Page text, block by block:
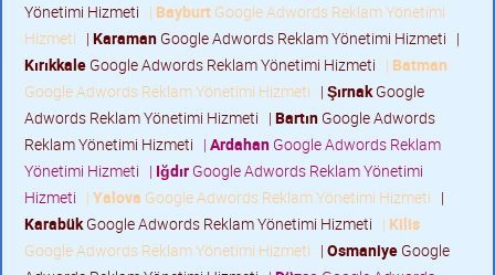
Yönetimi Hizmeti | Bayburt Google Adwords Reklam Yönetimi
Hizmeti | Karaman Google Adwords Reklam Yönetimi Hizmeti |
Kırıkkale Google Adwords Reklam Yönetimi Hizmeti | Batman
Google Adwords Reklam Yönetimi Hizmeti | ŞırnakGoogle
Adwords Reklam Yönetimi Hizmeti | Bartın Google Adwords
Reklam Yönetimi Hizmeti | Ardahan Google Adwords Reklam
Yönetimi Hizmeti | Iğdır Google Adwords Reklam Yönetimi
Hizmeti | Yalova Google Adwords Reklam Yönetimi Hizmeti |
KarabükGoogle Adwords Reklam Yönetimi Hizmeti | Kilis
Google Adwords Reklam Yönetimi Hizmeti | Osmaniye Google